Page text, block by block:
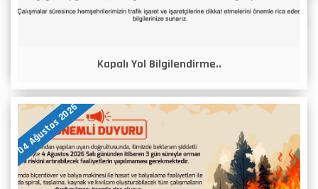
Kapalı Yol Bilgilendirme..
04 Ağustos 2026